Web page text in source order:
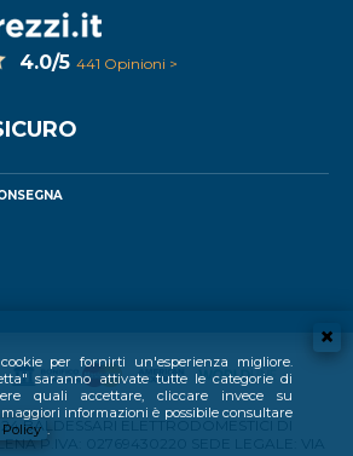
per fornirti un'esperienza migliore.
saranno attivate tutte le categorie di
quali accettare, cliccare invece su
informazioni è possibile consultare
Policy .
4.0/5 441 Opinioni >
BALDESSARI ELETTRODOMESTICI DI
P.IVA: 02769430220 SEDE LEGALE: VIA